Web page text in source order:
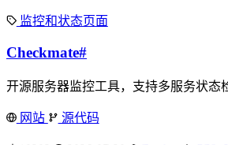
监控和状态页面
Checkmate#
开源服务器监控工具，支持多服务状态
网站 源代码